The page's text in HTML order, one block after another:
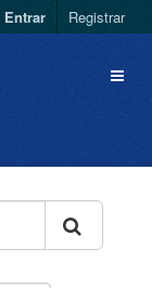
Entrar Registrar